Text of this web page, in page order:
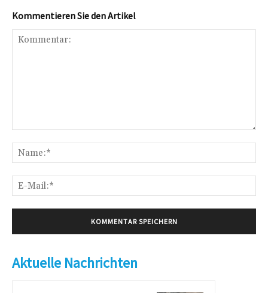
Kommentieren Sie den Artikel
Aktuelle Nachrichten